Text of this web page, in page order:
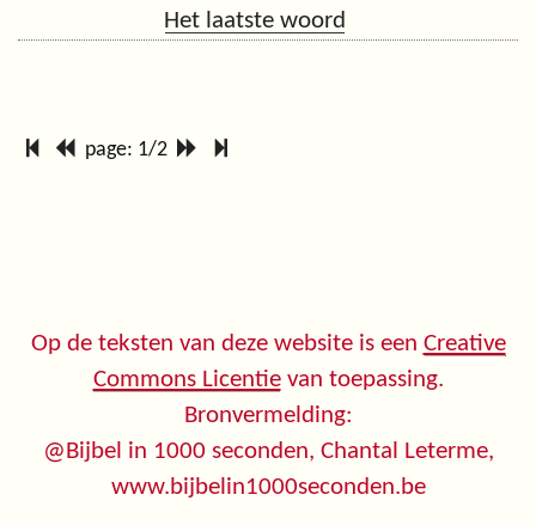
Het laatste woord
page: 1/2
Op de teksten van deze website is een Creative
Commons Licentievan toepassing.
Bronvermelding:
@Bijbel in 1000 seconden, Chantal Leterme,
www.bijbelin1000seconden.be